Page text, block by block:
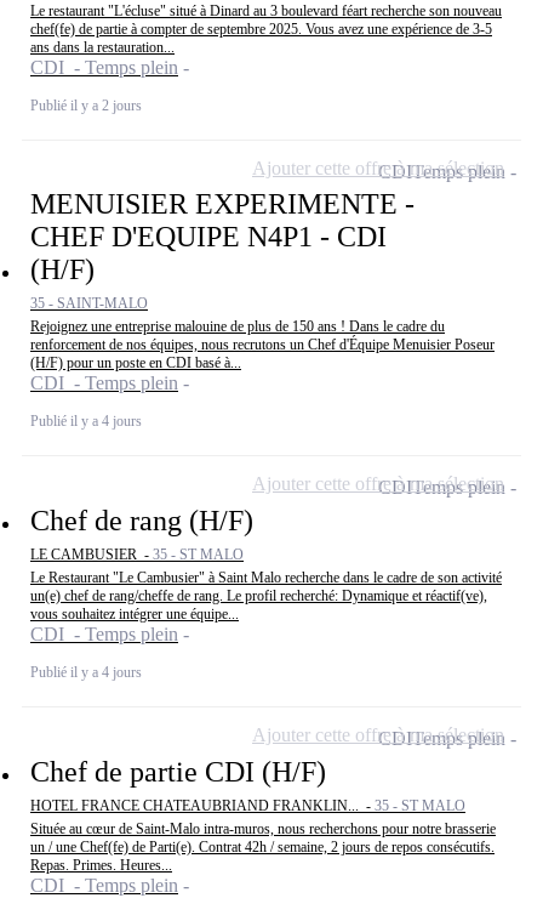
Le restaurant "L'écluse" situé à Dinard au 3 boulevard féart recherche son nouveau
chef(fe) de partie à compter de septembre 2025. Vous avez une expérience de 3-5
ans dans la restauration...
CDI - Temps plein
Publié il y a 2 jours
MENUISIER EXPERIMENTE -
CHEF D'EQUIPE N4P1 - CDI
(H/F)
35 - SAINT-MALO
Rejoignez une entreprise malouine de plus de 150 ans ! Dans le cadre du
renforcement de nos équipes, nous recrutons un Chef d'Équipe Menuisier Poseur
(H/F) pour un poste en CDI basé à...
CDI - Temps plein
Publié il y a 4 jours
CDITemps plein
Ajouter cette offre à ma sélection
Chef de rang (H/F)
LE CAMBUSIER - 35 - ST MALO
Le Restaurant "Le Cambusier" à Saint Malo recherche dans le cadre de son activité
un(e) chef de rang/cheffe de rang. Le profil recherché: Dynamique et réactif(ve),
vous souhaitez intégrer une équipe...
CDI - Temps plein
Publié il y a 4 jours
CDITemps plein
Ajouter cette offre à ma sélection
Chef de partie CDI (H/F)
HOTEL FRANCE CHATEAUBRIAND FRANKLIN... - 35 - ST MALO
Située au cœur de Saint-Malo intra-muros, nous recherchons pour notre brasserie
un / une Chef(fe) de Parti(e). Contrat 42h / semaine, 2 jours de repos consécutifs.
Repas. Primes. Heures...
CDI - Temps plein
CDITemps plein
Ajouter cette offre à ma sélection